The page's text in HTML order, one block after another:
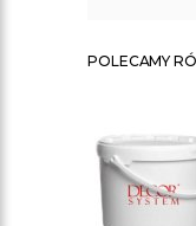
POLECAMY